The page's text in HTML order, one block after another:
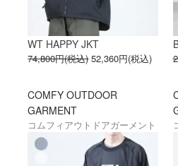
WT HAPPY JKT
74,800円(税込) 52,360円(税込)
COMFY OUTDOOR
GARMENT
コムフィアウトドアガーメント